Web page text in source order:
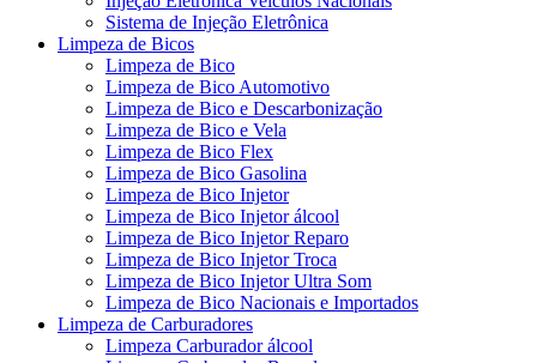
Sistema de Injeção Eletrônica
Limpeza de Bicos
Limpeza de Bico
Limpeza de Bico Automotivo
Limpeza de Bico e Descarbonização
Limpeza de Bico e Vela
Limpeza de Bico Flex
Limpeza de Bico Gasolina
Limpeza de Bico Injetor
Limpeza de Bico Injetor álcool
Limpeza de Bico Injetor Reparo
Limpeza de Bico Injetor Troca
Limpeza de Bico Injetor Ultra Som
Limpeza de Bico Nacionais e Importados
Limpeza de Carburadores
Limpeza Carburador álcool